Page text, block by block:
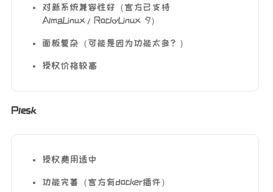
对新系统兼容性好（官方已支持
AlmaLinux/RockyLinux 9）
面板复杂（可能是因为功能太多？）
授权价格较高
Plesk
授权费用适中
功能完善（官方有docker插件）